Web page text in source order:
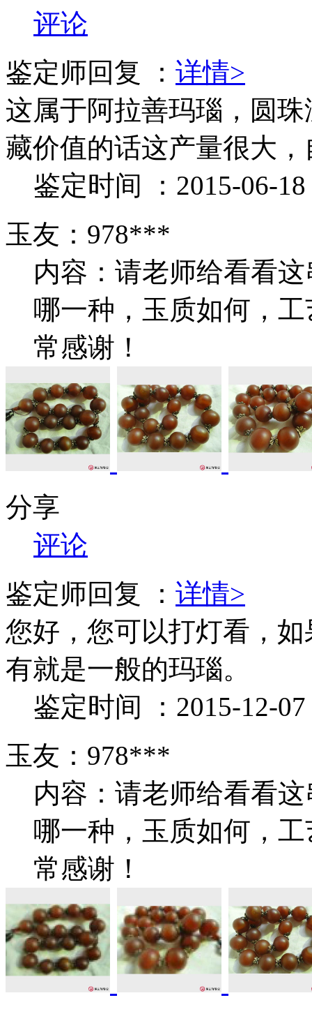
评论
鉴定师回复 ： 详情>
这属于阿拉善玛瑙，圆
藏价值的话这产量很大
鉴定时间 ：2015-06-18
玉友：978***
内容：请老师给看看
哪一种，玉质如何，
常感谢！
分享
评论
鉴定师回复 ： 详情>
您好，您可以打灯看，
有就是一般的玛瑙。
鉴定时间 ：2015-12-07
玉友：978***
内容：请老师给看看
哪一种，玉质如何，
常感谢！